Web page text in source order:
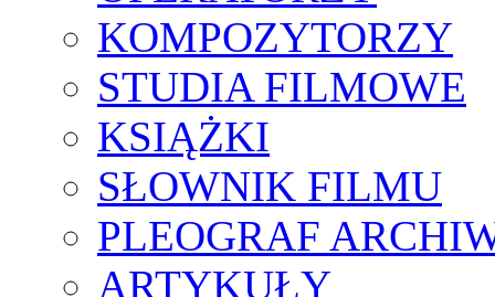
KOMPOZYTORZY
STUDIA FILMOWE
KSIĄŻKI
SŁOWNIK FILMU
PLEOGRAF
ARTYKUŁY